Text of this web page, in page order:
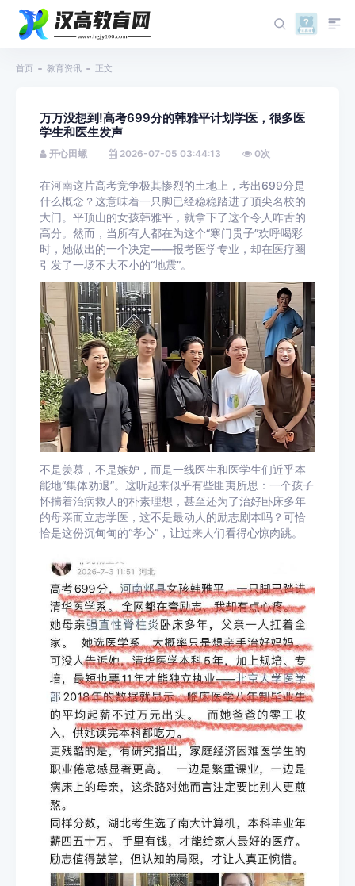
首页 教育资讯 正文
万万没想到!高考699分的韩雅平计划学医，很多医
学生和医生发声
开心田螺 2026-07-05 03:44:13 0次
在河南这片高考竞争极其惨烈的土地上，考出699分是
什么概念？这意味着一只脚已经稳稳踏进了顶尖名校的
大门。平顶山的女孩韩雅平，就拿下了这个令人咋舌的
高分。然而，当所有人都在为这个“寒门贵子”欢呼喝彩
时，她做出的一个决定——报考医学专业，却在医疗圈
引发了一场不大不小的“地震”。
不是羡慕，不是嫉妒，而是一线医生和医学生们近乎本
能地“集体劝退”。这听起来似乎有些匪夷所思：一个孩子
怀揣着治病救人的朴素理想，甚至还为了治好卧床多年
的母亲而立志学医，这不是最动人的励志剧本吗？可恰
恰是这份沉甸甸的“孝心”，让过来人们看得心惊肉跳。